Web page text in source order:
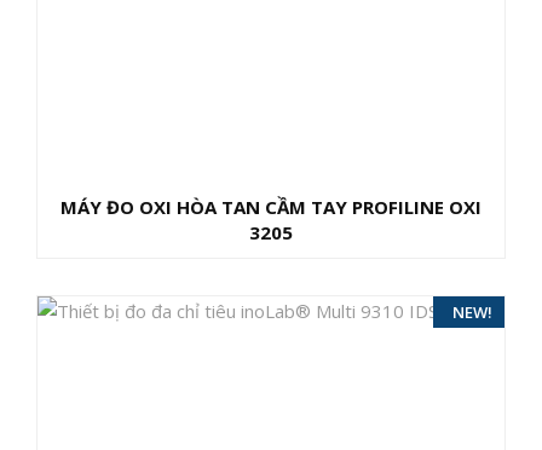
MÁY ĐO OXI HÒA TAN CẦM TAY PROFILINE OXI
3205
HOT!
NEW!